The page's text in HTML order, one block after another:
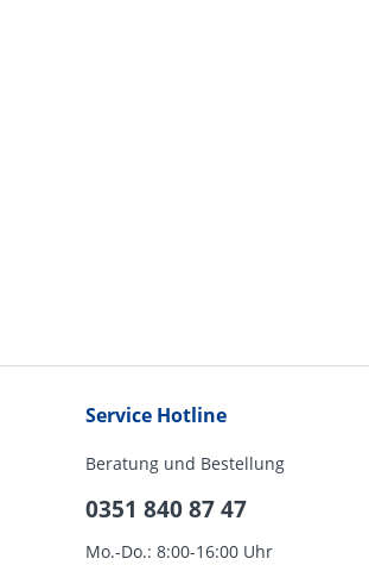
Service Hotline
Beratung und Bestellung
0351 840 87 47
Mo.-Do.: 8:00-16:00 Uhr